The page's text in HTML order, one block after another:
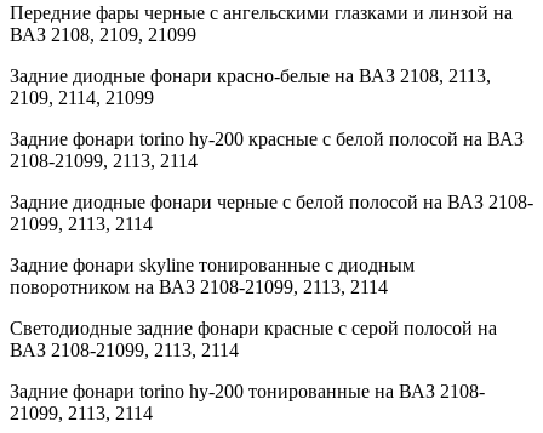
Передние фары черные с ангельскими глазками и линзой на
ВАЗ 2108, 2109, 21099
Задние диодные фонари красно-белые на ВАЗ 2108, 2113,
2109, 2114, 21099
Задние фонари torino hy-200 красные с белой полосой на ВАЗ
2108-21099, 2113, 2114
Задние диодные фонари черные с белой полосой на ВАЗ 2108-
21099, 2113, 2114
Задние фонари skyline тонированные с диодным
поворотником на ВАЗ 2108-21099, 2113, 2114
Светодиодные задние фонари красные с серой полосой на
ВАЗ 2108-21099, 2113, 2114
Задние фонари torino hy-200 тонированные на ВАЗ 2108-
21099, 2113, 2114